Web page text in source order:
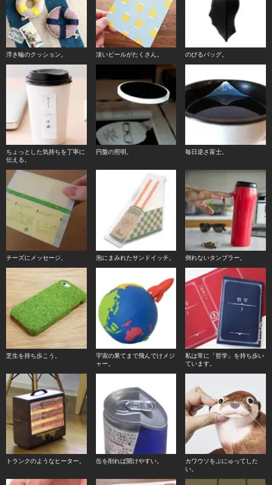
浮き輪のクッション。 淡いビールがたくさん。 のびるバッグ。
ちょっとした気持ちを丁寧に
伝える。
円盤の照明。 毎日逆さ富士。
チーズにメッセージ。 泡にまみれたサンドイッチ。 倒れないタンブラー。
芝生を持ち歩こう。
宇宙の果てまで飛んでけメジ
ャー。
私は常に「哲学」を持ち歩い
ています。
トランクのようなヒーター。 缶を削れば開けやすい。
カワウソをぷにゅってした
い。